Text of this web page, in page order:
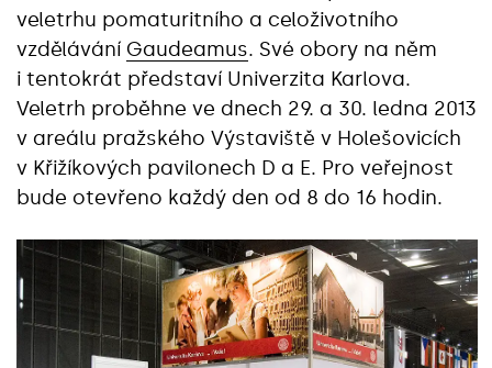
veletrhu pomaturitního a celoživotního
vzdělávání Gaudeamus. Své obory na něm
i tentokrát představí Univerzita Karlova.
Veletrh proběhne ve dnech 29. a 30. ledna 2013
v areálu pražského Výstaviště v Holešovicích
v Křižíkových pavilonech D a E. Pro veřejnost
bude otevřeno každý den od 8 do 16 hodin.